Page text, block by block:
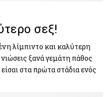
σεξ!
λίμπιντο και καλύτερη
ξανά γεμάτη πάθος
στα πρώτα στάδια ενός